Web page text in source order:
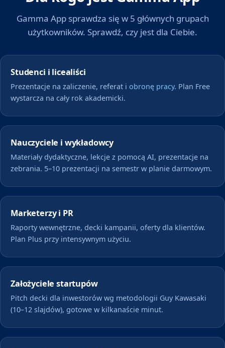
Gamma App sprawdza się w 5 głównych grupach
użytkowników. Sprawdź, czy jest dla Ciebie.
Studenci i licealiści
Prezentacje na zaliczenie, referat i obronę pracy. Plan Free
wystarcza na cały rok akademicki.
Nauczyciele i wykładowcy
Materiały dydaktyczne, lekcje z pomocą AI, prezentacje na
zebrania. 5–10 prezentacji na semestr w planie darmowym.
Marketerzy i PR
Raporty wewnętrzne, decki kampanii, oferty dla klientów.
Plan Plus przy intensywnym użyciu.
Założyciele startupów
Pitch decki dla inwestorów wg metodologii Guy Kawasaki
(10–12 slajdów), gotowe w kilkanaście minut.